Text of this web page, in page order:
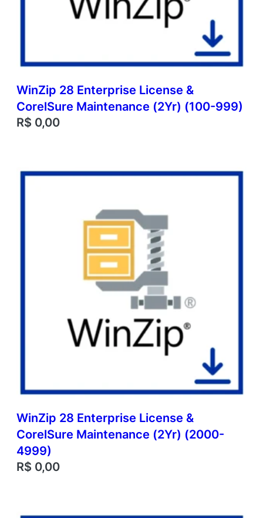
WinZip 28 Enterprise License &
CorelSure Maintenance (2Yr) (100-999)
R$ 0,00
WinZip 28 Enterprise License &
CorelSure Maintenance (2Yr) (2000-
4999)
R$ 0,00